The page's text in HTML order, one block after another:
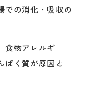
での消化・吸収の
物アレルギー」
ぱく質が原因と